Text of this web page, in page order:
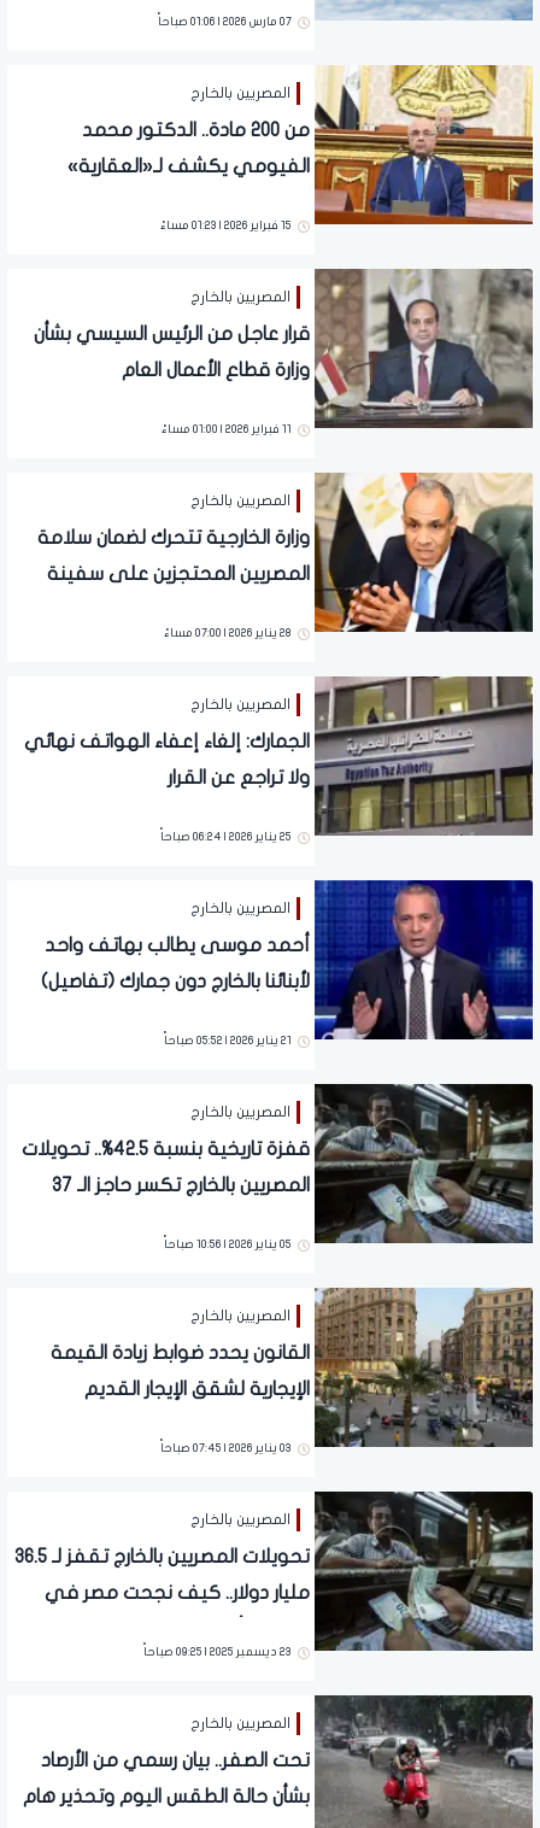
07 مارس 2026 | 01:06 صباحاً
المصريين بالخارج
من 200 مادة.. الدكتور محمد
الفيومي يكشف لـ«العقارية»
15 فبراير 2026 | 01:23 مساءً
المصريين بالخارج
قرار عاجل من الرئيس السيسي بشأن
وزارة قطاع الأعمال العام
11 فبراير 2026 | 01:00 مساءً
المصريين بالخارج
وزارة الخارجية تتحرك لضمان سلامة
المصريين المحتجزين على سفينة
28 يناير 2026 | 07:00 مساءً
المصريين بالخارج
الجمارك: إلغاء إعفاء الهواتف نهائي
ولا تراجع عن القرار
25 يناير 2026 | 06:24 صباحاً
المصريين بالخارج
أحمد موسى يطالب بهاتف واحد
لأبنائنا بالخارج دون جمارك (تفاصيل)
21 يناير 2026 | 05:52 صباحاً
المصريين بالخارج
قفزة تاريخية بنسبة 42.5%.. تحويلات
المصريين بالخارج تكسر حاجز الـ 37
05 يناير 2026 | 10:56 صباحاً
المصريين بالخارج
القانون يحدد ضوابط زيادة القيمة
الإيجارية لشقق الإيجار القديم
03 يناير 2026 | 07:45 صباحاً
المصريين بالخارج
تحويلات المصريين بالخارج تقفز لـ 36.5
مليار دولار.. كيف نجحت مصر في
23 ديسمبر 2025 | 09:25 صباحاً
المصريين بالخارج
تحت الصفر.. بيان رسمي من الأرصاد
بشأن حالة الطقس اليوم وتحذير هام